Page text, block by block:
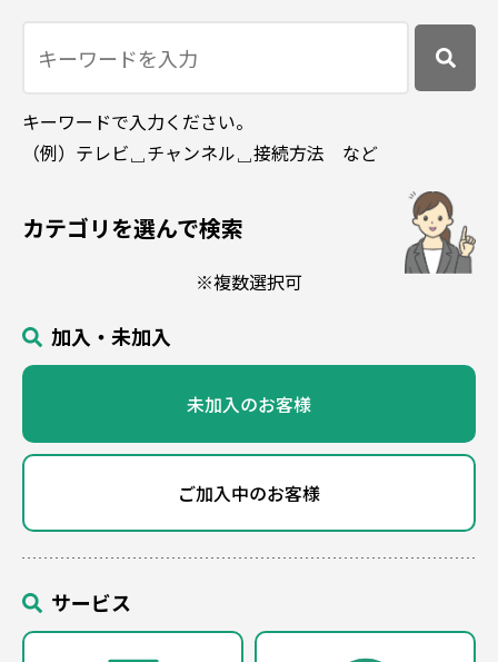
キーワードで入力ください。
（例）テレビ␣チャンネル␣接続方法 など
カテゴリを選んで検索
※複数選択可
加入・未加入
未加入のお客様
ご加入中のお客様
サービス